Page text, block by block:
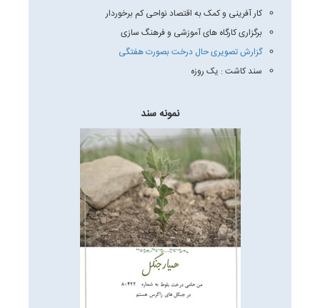
کار آفرینی و کمک به اقتصاد نواحی کم برخوردار
برگزاری کارگاه های آموزشی و فرهنگ سازی
گزارش تصویری حال درخت بصورت هفتگی
سند کاشت : یک روزه
نمونه سند